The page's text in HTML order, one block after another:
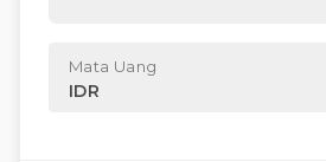
Mata Uang
IDR